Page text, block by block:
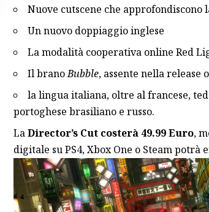
Nuove cutscene che approfondiscono
Un nuovo doppiaggio inglese
La modalità cooperativa online Red
Il branoBubble, assente nella release
la lingua italiana, oltre al francese,
portoghese brasiliano e russo.
LaDirector’s Cut costerà 49.99 Euro,
digitale su PS4, Xbox One o Steam potrà